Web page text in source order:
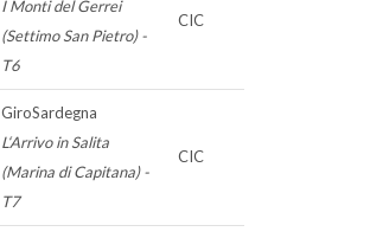
I Monti del Gerrei
(Settimo San Pietro) -
T6
CIC
GiroSardegna
L‘Arrivo in Salita
(Marina di Capitana) -
T7
CIC